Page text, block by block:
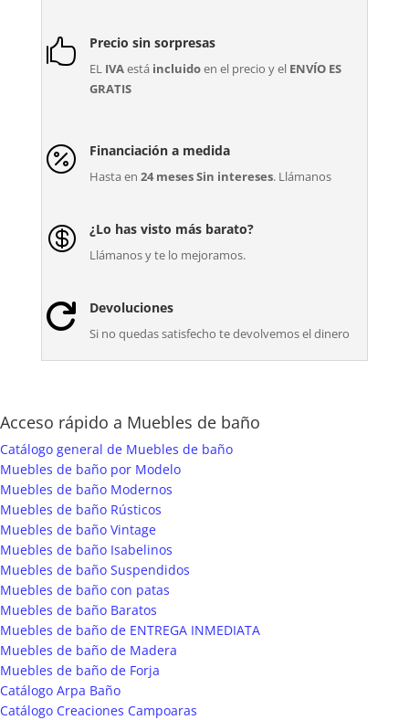
 Precio sin sorpresas
EL IVAestá incluidoen el precio y el ENVÍO ES
GRATIS
 Financiación a medida
Hasta en 24 meses Sin intereses. Llámanos
 ¿Lo has visto más barato?
Llámanos y te lo mejoramos.
 Devoluciones
Si no quedas satisfecho te devolvemos el dinero
Acceso rápido a Muebles de baño
Catálogo general de Muebles de baño
Muebles de baño por Modelo
Muebles de baño Modernos
Muebles de baño Rústicos
Muebles de baño Vintage
Muebles de baño Isabelinos
Muebles de baño Suspendidos
Muebles de baño con patas
Muebles de baño Baratos
Muebles de baño de ENTREGA INMEDIATA
Muebles de baño de Madera
Muebles de baño de Forja
Catálogo Arpa Baño
Catálogo Creaciones Campoaras